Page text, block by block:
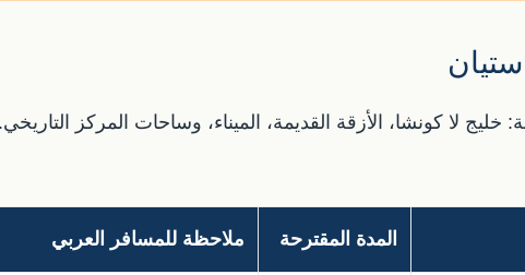
خليج لا كونشا، الأزقة القديمة، الميناء، وساحات المركز
المدة المقترحة ملاحظة للمسافر العربي